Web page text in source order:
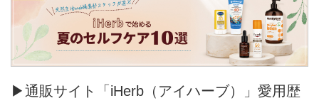
▶通販サイト「iHerb（アイハーブ）」愛用歴